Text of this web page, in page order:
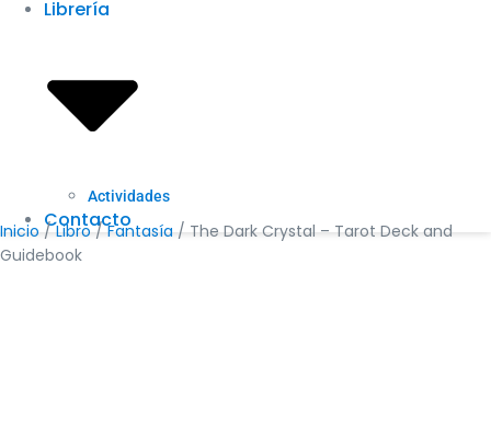
Librería
Actividades
Contacto
Inicio /Libro/Fantasía / The Dark Crystal – Tarot Deck and
Guidebook